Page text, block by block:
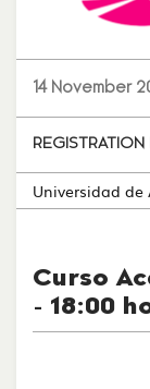
14 November
Universidad de
Curso
- 18:00